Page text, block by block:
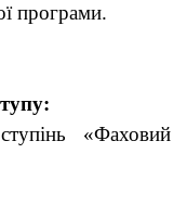
програми.
«Фаховий